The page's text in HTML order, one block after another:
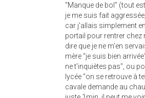
"Manque de bol" (tout
je me suis fait
car j'allais simplement
portail pour rentrer chez
dire que je ne m'en
mère "je suis bien
ne t'inquiètes pas", ou
lycée "on se retrouve à
cavale demande au